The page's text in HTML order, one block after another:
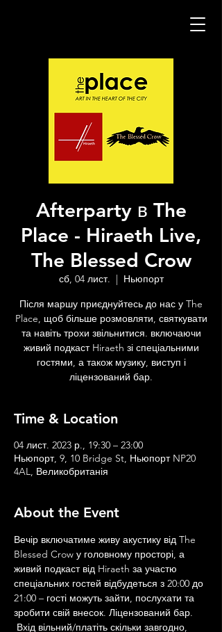
Afterparty в The
Place - Hiraeth Live,
The Blessed Crow
сб, 04 лист.
  |
Ньюпорт
Після маршу приєднуйтесь до нас у The
Place, щоб більше розмовляти, святкувати
та навіть трохи звільнитися. включаючи
живий подкаст Hiraeth зі спеціальними
гостями, а також музику, виступ і
ліцензований бар.
Time & Location
04 лист. 2023 р., 19:30 – 23:00
Ньюпорт, 9, 10 Bridge St, Ньюпорт NP20
4AL, Великобританія
About the Event
Вечір включатиме живу акустику від The
Blessed Crow у головному просторі, а
живий подкаст від Hiraeth за участю
спеціальних гостей відбудеться з 20:00 до
21:00 – гості можуть зайти, послухати та
зробити свій внесок. Ліцензований бар.